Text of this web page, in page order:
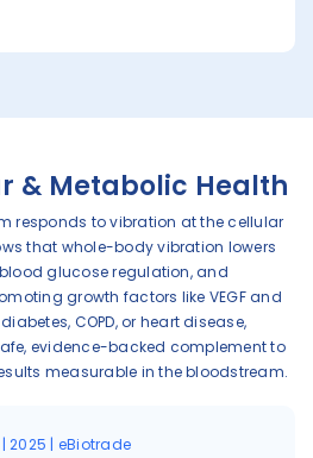
& Metabolic Health
responds to vibration at the cellular
that whole-body vibration lowers
glucose regulation, and
growth factors like VEGF and
COPD, or heart disease,
evidence-backed complement to
measurable in the bloodstream.
2025 | eBiotrade